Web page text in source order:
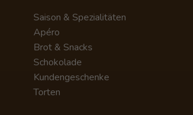
Saison & Spezialitäten
Apéro
Brot & Snacks
Schokolade
Kundengeschenke
Torten